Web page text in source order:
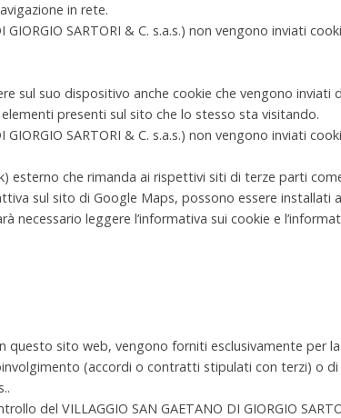
in rete.
SARTORI & C. s.a.s.) non vengono inviati
sul suo dispositivo anche cookie che vengono inviati
presenti sul sito che lo stesso sta visitando.
SARTORI & C. s.a.s.) non vengono inviati
esterno che rimanda ai rispettivi siti di terze parti
sul sito di Google Maps, possono essere installati
leggere l’informativa sui cookie e
questo sito web, vengono forniti esclusivamente per
(accordi o contratti stipulati con terzi) o
del VILLAGGIO SAN GAETANO DI GIORGIO